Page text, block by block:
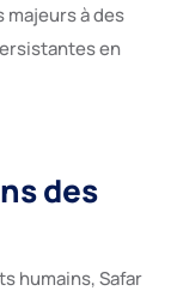
majeurs à des
en
des
humains, Safar